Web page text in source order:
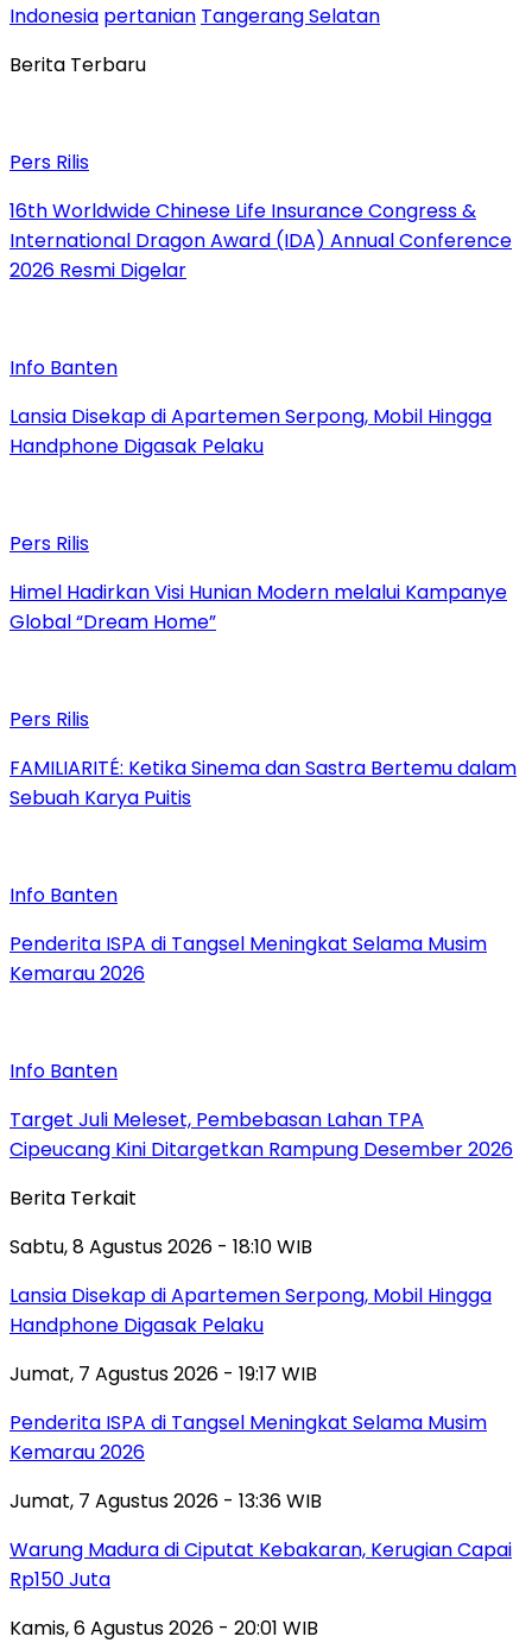
Indonesia pertanian Tangerang Selatan
Berita Terbaru
Pers Rilis
16th Worldwide Chinese Life Insurance Congress &
International Dragon Award (IDA) Annual Conference
2026 Resmi Digelar
Info Banten
Lansia Disekap di Apartemen Serpong, Mobil Hingga
Handphone Digasak Pelaku
Pers Rilis
Himel Hadirkan Visi Hunian Modern melalui Kampanye
Global “Dream Home”
Pers Rilis
FAMILIARITÉ: Ketika Sinema dan Sastra Bertemu dalam
Sebuah Karya Puitis
Info Banten
Penderita ISPA di Tangsel Meningkat Selama Musim
Kemarau 2026
Info Banten
Target Juli Meleset, Pembebasan Lahan TPA
Cipeucang Kini Ditargetkan Rampung Desember 2026
Berita Terkait
Sabtu, 8 Agustus 2026 - 18:10 WIB
Lansia Disekap di Apartemen Serpong, Mobil Hingga
Handphone Digasak Pelaku
Jumat, 7 Agustus 2026 - 19:17 WIB
Penderita ISPA di Tangsel Meningkat Selama Musim
Kemarau 2026
Jumat, 7 Agustus 2026 - 13:36 WIB
Warung Madura di Ciputat Kebakaran, Kerugian Capai
Rp150 Juta
Kamis, 6 Agustus 2026 - 20:01 WIB